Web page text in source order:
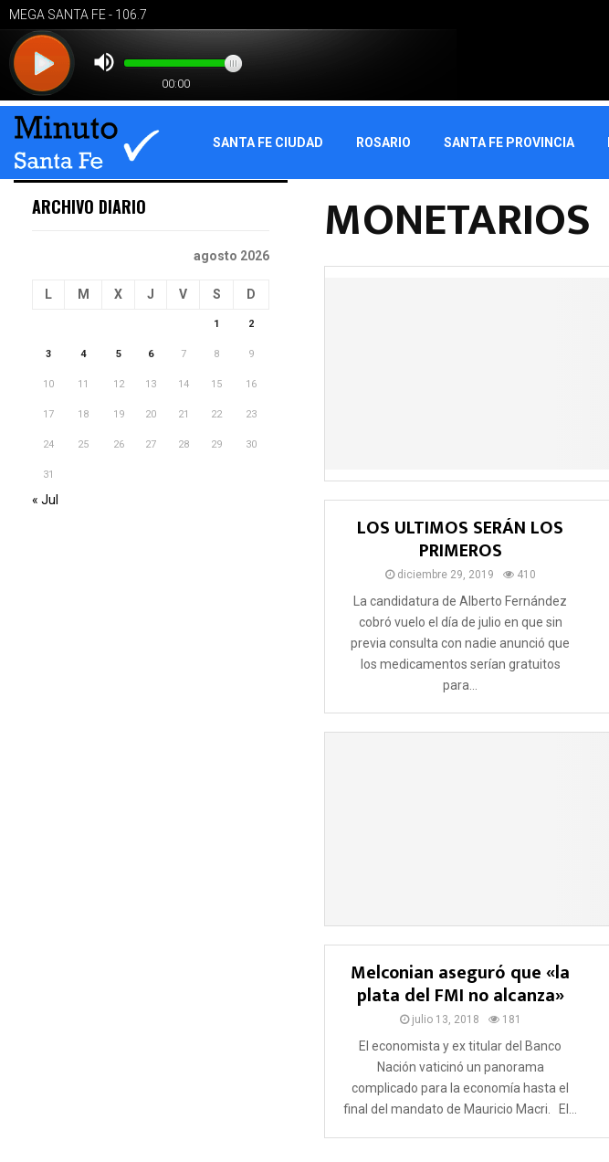
SANTA FE CIUDAD ROSARIO SANTA FE PROVINCIA
MONETARIOS
LOS ULTIMOS SERÁN LOS
PRIMEROS
diciembre 29, 2019 410
La candidatura de Alberto Fernández
cobró vuelo el día de julio en que sin
previa consulta con nadie anunció que
los medicamentos serían gratuitos
para...
Melconian aseguró que «la
plata del FMI no alcanza»
julio 13, 2018 181
El economista y ex titular del Banco
Nación vaticinó un panorama
complicado para la economía hasta el
final del mandato de Mauricio Macri. El...
ARCHIVO DIARIO
agosto 2026
L M X J V S D
1 2
3 4 5 6 7 8 9
10 11 12 13 14 15 16
17 18 19 20 21 22 23
24 25 26 27 28 29 30
31
« Jul